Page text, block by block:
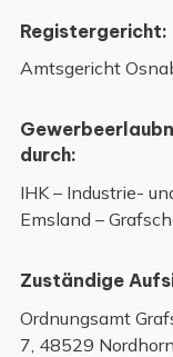
Registergericht:
Amtsgericht
durch:
IHK – Industrie-
Emsland –
Zuständige
Ordnungsamt
7, 48529 Nordhorn